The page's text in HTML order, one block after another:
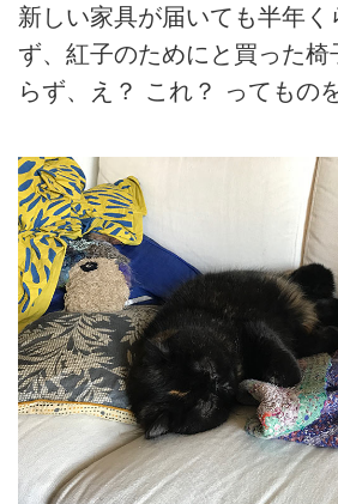
新しい家具が届いても半年く
ず、紅子のためにと買った椅
らず、え？ これ？ ってもの